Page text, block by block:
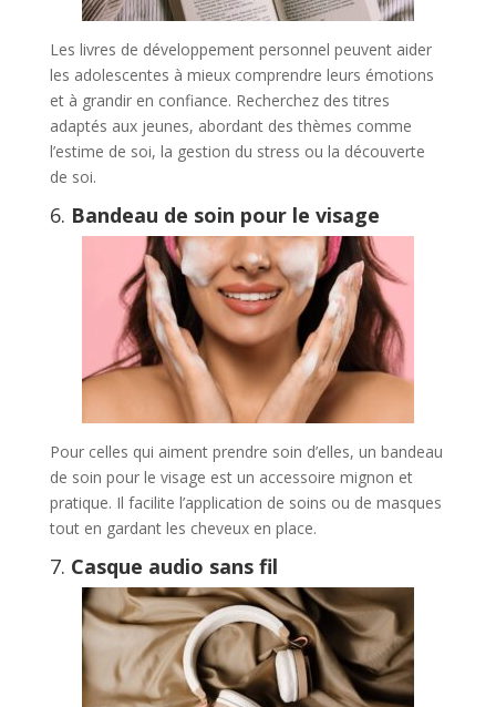
Les livres de développement personnel peuvent aider
les adolescentes à mieux comprendre leurs émotions
et à grandir en confiance. Recherchez des titres
adaptés aux jeunes, abordant des thèmes comme
l’estime de soi, la gestion du stress ou la découverte
de soi.
6. Bandeau de soin pour le visage
Pour celles qui aiment prendre soin d’elles, un bandeau
de soin pour le visage est un accessoire mignon et
pratique. Il facilite l’application de soins ou de masques
tout en gardant les cheveux en place.
7. Casque audio sans fil